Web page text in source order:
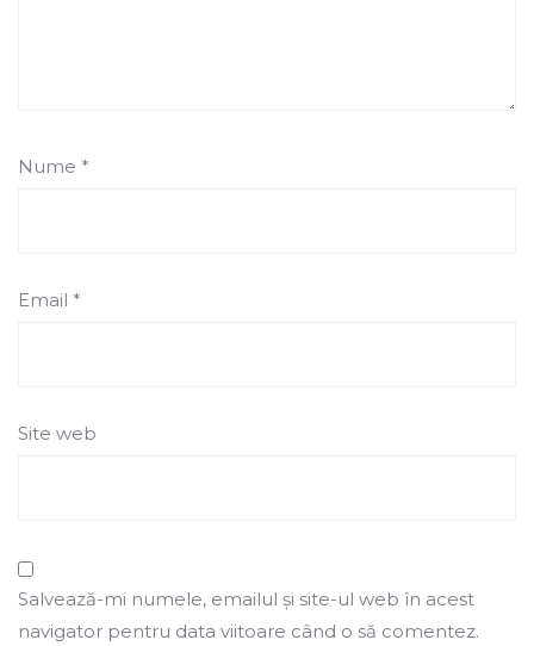
Nume *
Email *
Site web
Salvează-mi numele, emailul și site-ul web în acest
navigator pentru data viitoare când o să comentez.